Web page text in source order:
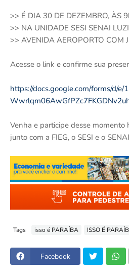
>> É DIA 30 DE DEZEMBRO, ÀS
>> NA UNIDADE SESI SENAI
>> AVENIDA AEROPORTO COM
Acesse o link e confirme sua
https://docs.google.com/forms/d/
Venha e participe desse momento
junto com a FIEG, o SESI e o
Tags isso é PARAÍBA ISSO É
Facebook